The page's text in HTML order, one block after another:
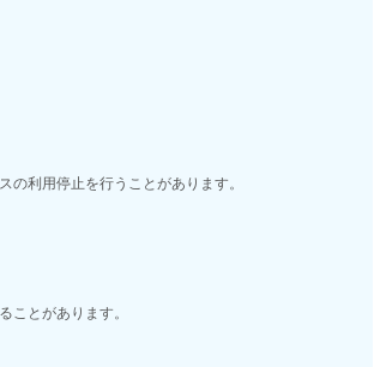
の利用停止を行うことがあります。
ことがあります。